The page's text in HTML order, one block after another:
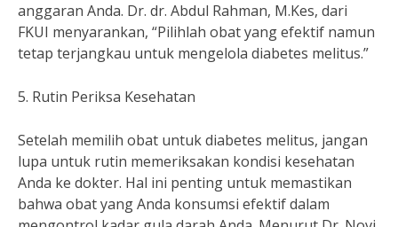
anggaran Anda. Dr. dr. Abdul Rahman, M.Kes, dari
FKUI menyarankan, “Pilihlah obat yang efektif namun
tetap terjangkau untuk mengelola diabetes melitus.”
5. Rutin Periksa Kesehatan
Setelah memilih obat untuk diabetes melitus, jangan
lupa untuk rutin memeriksakan kondisi kesehatan
Anda ke dokter. Hal ini penting untuk memastikan
bahwa obat yang Anda konsumsi efektif dalam